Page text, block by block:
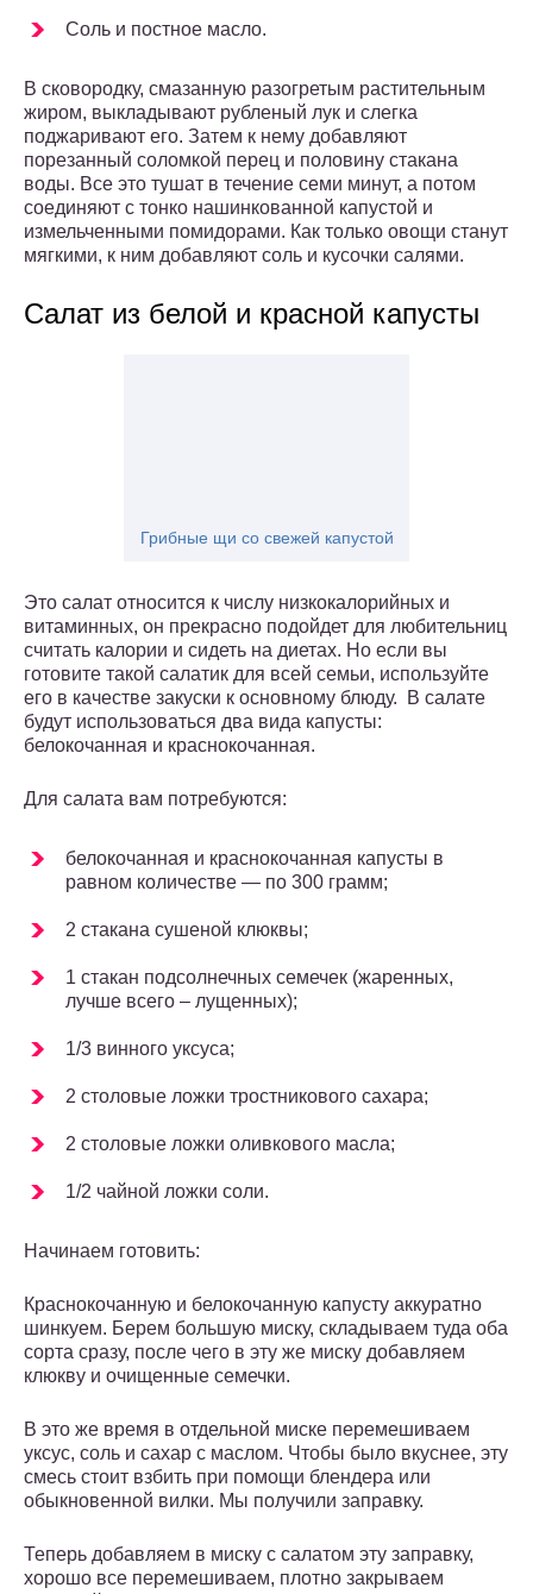
Соль и постное масло.
В сковородку, смазанную разогретым растительным
жиром, выкладывают рубленый лук и слегка
поджаривают его. Затем к нему добавляют
порезанный соломкой перец и половину стакана
воды. Все это тушат в течение семи минут, а потом
соединяют с тонко нашинкованной капустой и
измельченными помидорами. Как только овощи станут
мягкими, к ним добавляют соль и кусочки салями.
Салат из белой и красной капусты
Грибные щи со свежей капустой
Это салат относится к числу низкокалорийных и
витаминных, он прекрасно подойдет для любительниц
считать калории и сидеть на диетах. Но если вы
готовите такой салатик для всей семьи, используйте
его в качестве закуски к основному блюду. В салате
будут использоваться два вида капусты:
белокочанная и краснокочанная.
Для салата вам потребуются:
белокочанная и краснокочанная капусты в
равном количестве — по 300 грамм;
2 стакана сушеной клюквы;
1 стакан подсолнечных семечек (жаренных,
лучше всего – лущенных);
1/3 винного уксуса;
2 столовые ложки тростникового сахара;
2 столовые ложки оливкового масла;
1/2 чайной ложки соли.
Начинаем готовить:
Краснокочанную и белокочанную капусту аккуратно
шинкуем. Берем большую миску, складываем туда оба
сорта сразу, после чего в эту же миску добавляем
клюкву и очищенные семечки.
В это же время в отдельной миске перемешиваем
уксус, соль и сахар с маслом. Чтобы было вкуснее, эту
смесь стоит взбить при помощи блендера или
обыкновенной вилки. Мы получили заправку.
Теперь добавляем в миску с салатом эту заправку,
хорошо все перемешиваем, плотно закрываем